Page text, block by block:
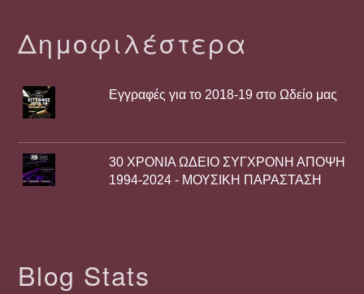
Δημοφιλέστερα
Εγγραφές για το 2018-19 στο Ωδείο μας
30 ΧΡΟΝΙΑ ΩΔΕΙΟ ΣΥΓΧΡΟΝΗ ΑΠΟΨΗ
1994-2024 - ΜΟΥΣΙΚΗ ΠΑΡΑΣΤΑΣΗ
Blog Stats